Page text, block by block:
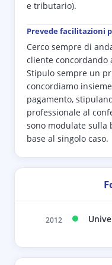
e tributario).
Prevede facilitazioni
Cerco sempre di
cliente concordando
Stipulo sempre un
concordiamo
pagamento,
professionale al
sono modulate sulla
base al singolo caso.
2012